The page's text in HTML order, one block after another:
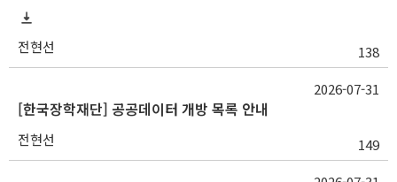
전현선 138
[한국장학재단] 공공데이터 개방 목록 안내
전현선 149
2026-07-31